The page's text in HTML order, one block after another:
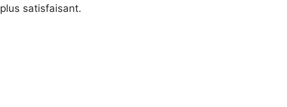
plus satisfaisant.